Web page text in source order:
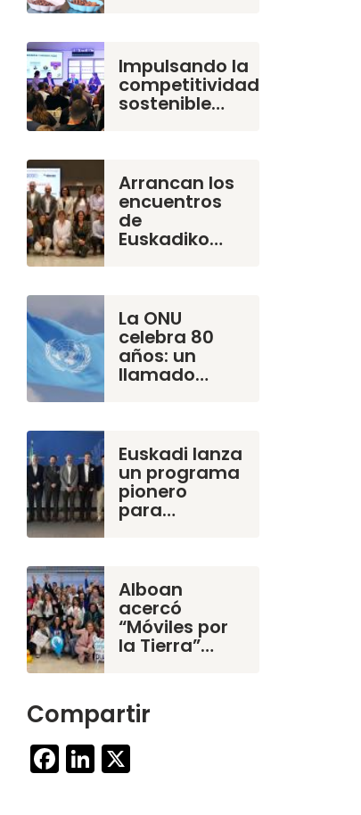
Impulsando la
competitividad
sostenible…
Arrancan los
encuentros
de
Euskadiko…
La ONU
celebra 80
años: un
llamado…
Euskadi lanza
un programa
pionero
para…
Alboan
acercó
“Móviles por
la Tierra”…
Compartir
Facebook
LinkedIn